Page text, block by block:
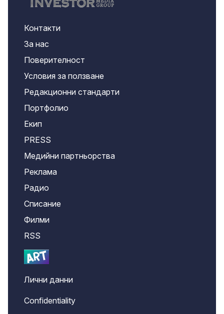
Контакти
За нас
Поверителност
Условия за ползване
Редакционни стандарти
Портфолио
Екип
PRESS
Медийни партньорства
Реклама
Радио
Списание
Филми
RSS
Лични данни
Confidentiality